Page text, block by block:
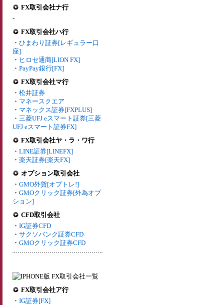
FX取引会社ナ行
-
FX取引会社ハ行
・ ひまわり証券[レギュラー口
座]
・ ヒロセ通商[LION FX]
・ PayPay銀行[FX]
FX取引会社マ行
・ 松井証券
・ マネースクエア
・ マネックス証券[FXPLUS]
・ 三菱UFJ eスマート証券[三菱
UFJ eスマート証券FX]
FX取引会社ヤ・ラ・ワ行
・ LINE証券[LINEFX]
・ 楽天証券[楽天FX]
オプション取引会社
・ GMO外貨[オプトレ!]
・ GMOクリック証券[外為オプ
ション]
CFD取引会社
・ IG証券CFD
・ サクソバンク証券CFD
・ GMOクリック証券CFD
FX取引会社ア行
・ IG証券[FX]